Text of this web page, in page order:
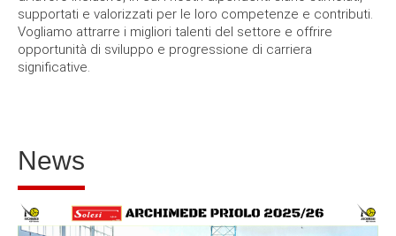
ENEL S.P.A. POLO LOGISTICO DI TRINO (VC)